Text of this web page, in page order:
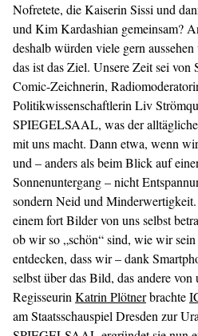
Nofretete, die Kaiserin Sissi und
und Kim Kardashian gemeinsam?
deshalb würden viele gern
das ist das Ziel. Unsere Zeit sei von
Comic-Zeichnerin,
Politikwissenschaftlerin Liv
SPIEGELSAAL, was der
mit uns macht. Dann etwa, wenn
und – anders als beim Blick auf
Sonnenuntergang – nicht
sondern Neid und
einem fort Bilder von uns selbst
ob wir so „schön“ sind, wie wir
entdecken, dass wir – dank
selbst über das Bild, das andere
Regisseurin Katrin Plötnerbrachte
am Staatsschauspiel Dresden zur